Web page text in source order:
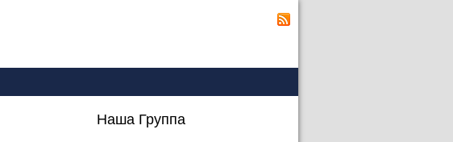
Наша Группа